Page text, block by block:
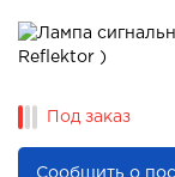
Под заказ
Сообщить о